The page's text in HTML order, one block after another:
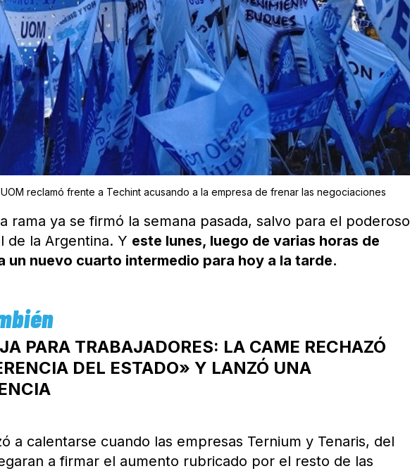
reclamó frente a Techint acusando a la empresa de frenar las negociaciones
rama ya se firmó la semana pasada, salvo para el poderoso
de la Argentina. Y este lunes, luego de varias horas de
un nuevo cuarto intermedio para hoy a la tarde.
PARA TRABAJADORES: LA CAME RECHAZÓ
DEL ESTADO» Y LANZÓ UNA
a calentarse cuando las empresas Ternium y Tenaris, del
a firmar el aumento rubricado por el resto de las